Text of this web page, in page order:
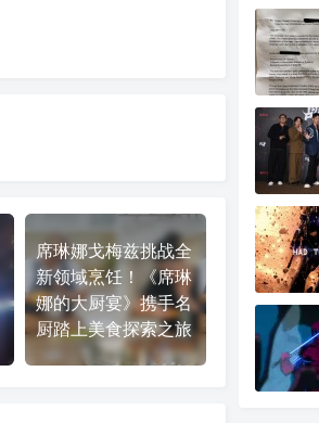
席琳娜戈梅兹挑战全
新领域烹饪！《席琳
娜的大厨宴》携手名
厨踏上美食探索之旅